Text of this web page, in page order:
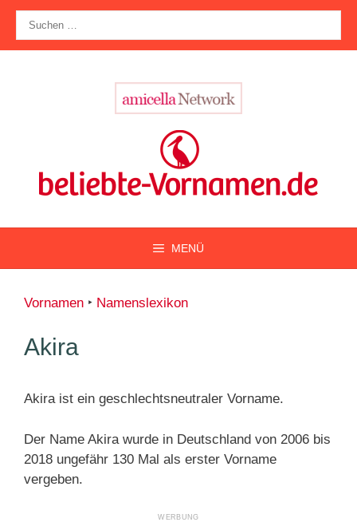
Zum
Inhalt
springen
nach:
MENÜ
Vornamen ‣ Namenslexikon
Akira
Akira ist ein geschlechtsneutraler Vorname.
Der Name Akira wurde in Deutschland von 2006 bis
2018 ungefähr 130 Mal als erster Vorname
vergeben.